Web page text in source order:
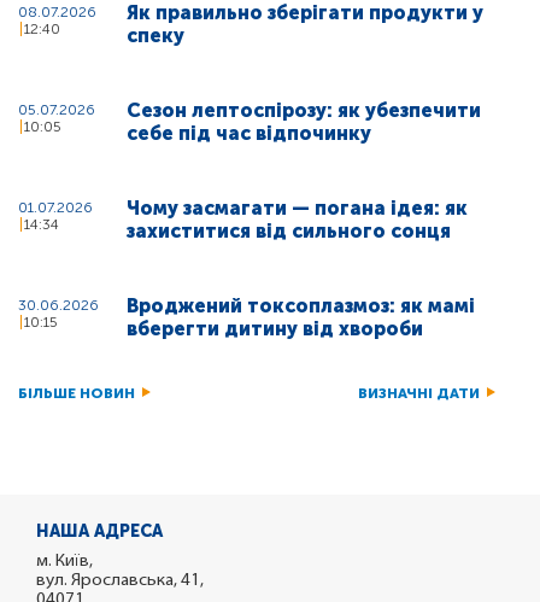
08.07.2026
12:40
Як правильно зберігати продукти у
спеку
05.07.2026
10:05
Сезон лептоспірозу: як убезпечити
себе під час відпочинку
01.07.2026
14:34
Чому засмагати — погана ідея: як
захиститися від сильного сонця
30.06.2026
10:15
Вроджений токсоплазмоз: як мамі
вберегти дитину від хвороби
БІЛЬШЕ НОВИН ВИЗНАЧНІ ДАТИ
НАША АДРЕСА
м. Київ,
вул. Ярославська, 41,